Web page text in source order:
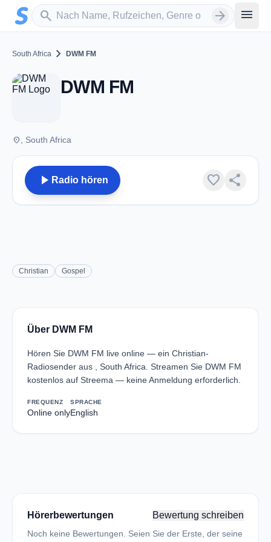
Zum Hauptinhalt springen
search
Sender suchen arrow_forward menu
South Africa chevron_right DWM FM
DWM FM
place , South Africa
play_arrow Radio hören favorite share
Christian Gospel
Über DWM FM
Hören Sie DWM FM live online — ein Christian-
Radiosender aus , South Africa. Streamen Sie DWM FM
kostenlos auf Streema — keine Anmeldung erforderlich.
FREQUENZ
Online only
SPRACHE
English
Hörerbewertungen Bewertung schreiben
Noch keine Bewertungen. Seien Sie der Erste, der seine